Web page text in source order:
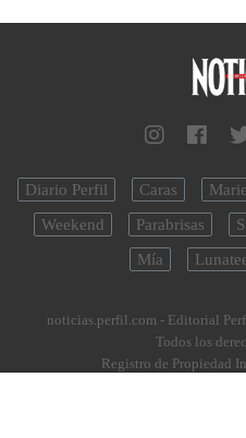
Diario Perfil Caras
Weekend
Parabrisas
Mía
noticias.perfil.com - Editorial
Todos los
Registro de Propiedad